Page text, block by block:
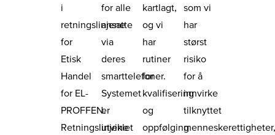
i
retningslinjene
for
Etisk
Handel
for EL-
PROFFEN.
Retningslinjene
for alle
ansatte
via
deres
smarttelefoner.
Systemet
er
utviklet
kartlagt,
og vi
har
rutiner
for
kvalifisering
og
oppfølging
som vi
har
størst
risiko
for å
innvirke
tilknyttet
menneskerettigheter,